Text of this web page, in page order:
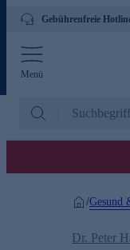
Gebührenfreie
Menü
/Gesund
Dr. Peter